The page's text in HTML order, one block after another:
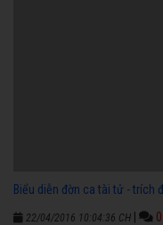
Biểu diễn đờn ca tài tử - trích
22/04/2016 10:04:36 CH 0